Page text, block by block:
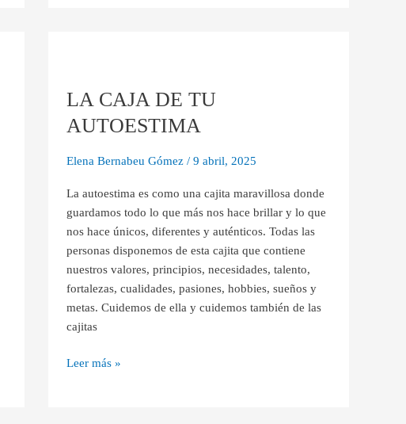
LA CAJA DE TU
AUTOESTIMA
Elena Bernabeu Gómez / 9 abril, 2025
La autoestima es como una cajita maravillosa donde
guardamos todo lo que más nos hace brillar y lo que
nos hace únicos, diferentes y auténticos. Todas las
personas disponemos de esta cajita que contiene
nuestros valores, principios, necesidades, talento,
fortalezas, cualidades, pasiones, hobbies, sueños y
metas. Cuidemos de ella y cuidemos también de las
cajitas
DE
AUTOESTIMA
Leer más »